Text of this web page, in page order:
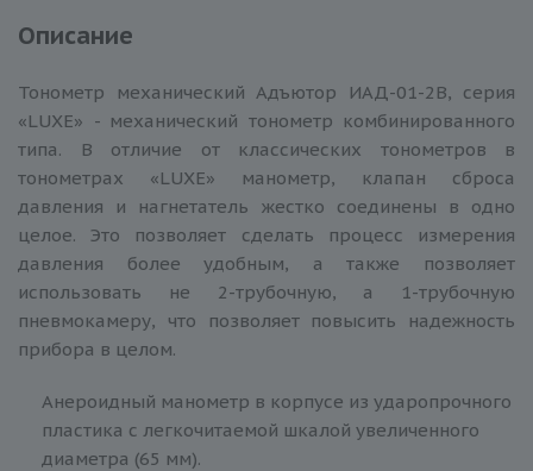
Описание
Тонометр механический Адъютор ИАД-01-2В, серия
«LUXE» - механический тонометр комбинированного
типа. В отличие от классических тонометров в
тонометрах «LUXE» манометр, клапан сброса
давления и нагнетатель жестко соединены в одно
целое. Это позволяет сделать процесс измерения
давления более удобным, а также позволяет
использовать не 2-трубочную, а 1-трубочную
пневмокамеру, что позволяет повысить надежность
прибора в целом.
Анероидный манометр в корпусе из ударопрочного
пластика с легкочитаемой шкалой увеличенного
диаметра (65 мм).